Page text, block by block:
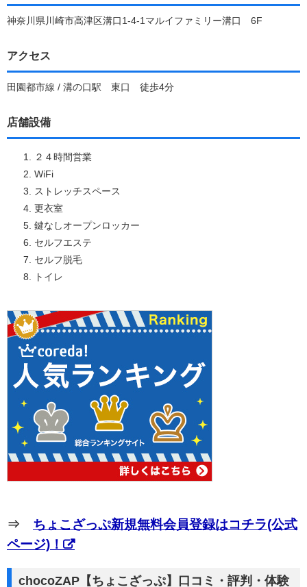
神奈川県川崎市高津区溝口1-4-1マルイファミリー溝口 6F
アクセス
田園都市線 / 溝の口駅 東口 徒歩4分
店舗設備
２４時間営業
WiFi
ストレッチスペース
更衣室
鍵なしオープンロッカー
セルフエステ
セルフ脱毛
トイレ
⇒ ちょこざっぷ新規無料会員登録はコチラ(公式
ページ)！
chocoZAP【ちょこざっぷ】口コミ・評判・体験